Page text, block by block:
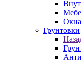
Грунтовки